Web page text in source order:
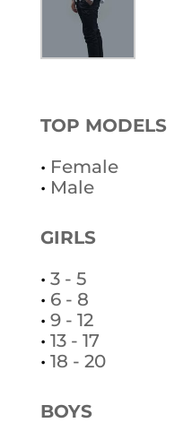
TOP MODELS
• Female
• Male
GIRLS
• 3 - 5
• 6 - 8
• 9 - 12
• 13 - 17
• 18 - 20
BOYS